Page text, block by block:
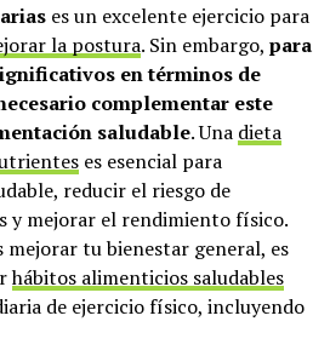
es un excelente ejercicio para
la postura. Sin embargo, para
en términos de
complementar este
saludable. Una dieta
es esencial para
reducir el riesgo de
y mejorar el rendimiento físico.
tu bienestar general, es
hábitos alimenticios saludables
de ejercicio físico, incluyendo